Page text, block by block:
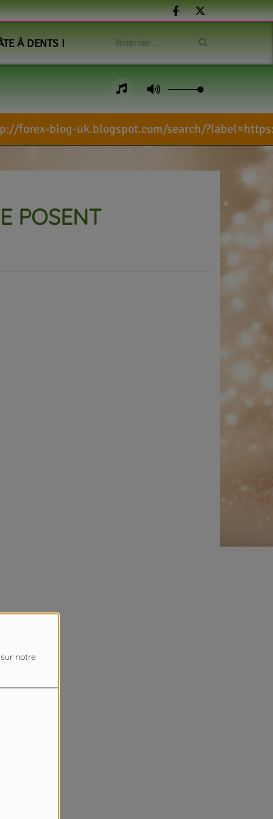
notre
À DENTS !
search/?label=https://
POSENT